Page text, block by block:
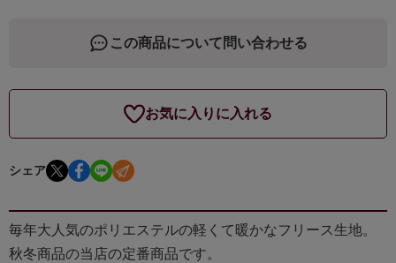
この商品について問い合わせる
お気に入りに入れる
シェア
毎年大人気のポリエステルの軽くて暖かなフリース生地。
秋冬商品の当店の定番商品です。